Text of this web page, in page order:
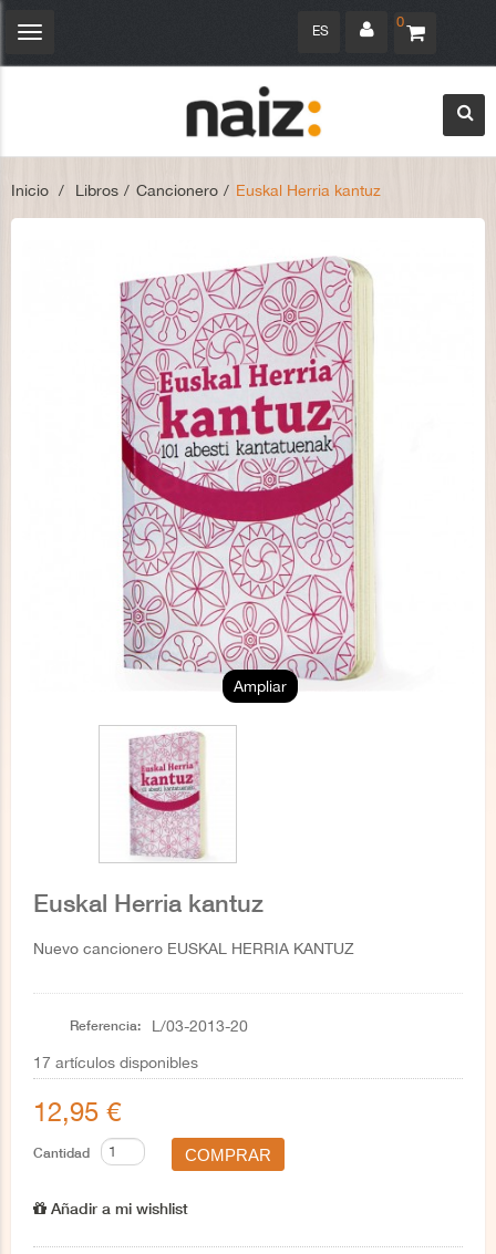
0
ES
Navegación
Inicio > Libros > Cancionero > Euskal Herria kantuz
Ampliar
Euskal Herria kantuz
Nuevo cancionero EUSKAL HERRIA KANTUZ
Referencia: L/03-2013-20
17 artículos disponibles
12,95 €
Cantidad
Añadir a mi wishlist